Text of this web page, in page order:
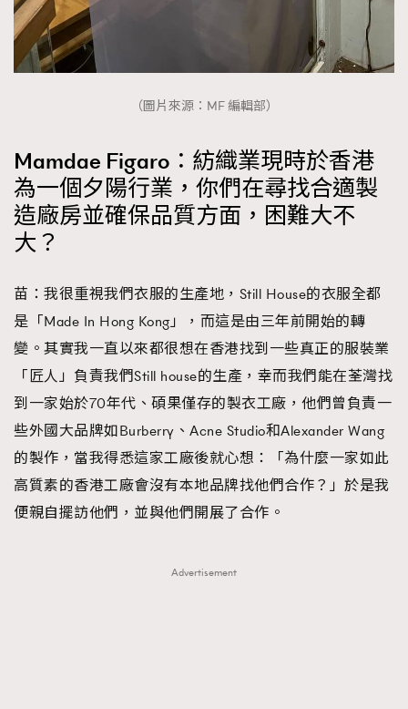
（圖片來源：MF 編輯部）
Mamdae Figaro：紡織業現時於香港
為一個夕陽行業，你們在尋找合適製
造廠房並確保品質方面，困難大不
大？
苗：我很重視我們衣服的生產地，Still House的衣服全都
是「Made In Hong Kong」，而這是由三年前開始的轉
變。其實我一直以來都很想在香港找到一些真正的服裝業
「匠人」負責我們Still house的生產，幸而我們能在荃灣找
到一家始於70年代、碩果僅存的製衣工廠，他們曾負責一
些外國大品牌如Burberry、Acne Studio和Alexander Wang
的製作，當我得悉這家工廠後就心想：「為什麼一家如此
高質素的香港工廠會沒有本地品牌找他們合作？」於是我
便親自擺訪他們，並與他們開展了合作。
Advertisement